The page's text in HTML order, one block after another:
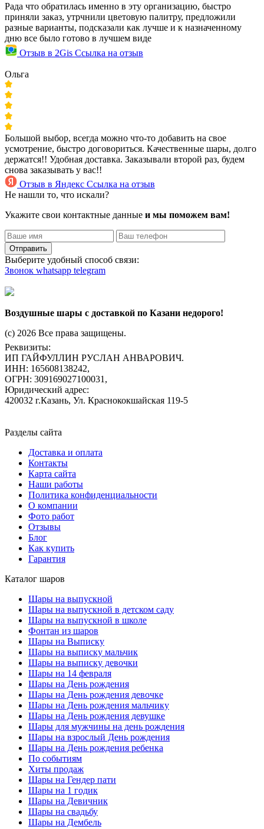
Рада что обратилась именно в эту организацию, быстро
приняли заказ, утрчнили цветовую палитру, предложили
разные варианты, подсказали как лучше и к назначенному
дню все было готово в лучшем виде
Отзыв в 2Gis Ссылка на отзыв
Ольга
Большой выбор, всегда можно что-то добавить на свое
усмотрение, быстро договориться. Качественные шары, долго
держатся!! Удобная доставка. Заказывали второй раз, будем
снова заказывать у вас!!
Отзыв в Яндекс Ссылка на отзыв
Не нашли то, что искали?
Укажите свои контактные данные и мы поможем вам!
Отправить
Выберите удобный способ связи:
Звонок whatsapp telegram
Воздушные шары с доставкой по Казани недорого!
(c) 2026 Все права защищены.
Реквизиты:
ИП ГАЙФУЛЛИН РУСЛАН АНВАРОВИЧ.
ИНН: 165608138242,
ОГРН: 309169027100031,
Юридический адрес:
420032 г.Казань, Ул. Краснококшайская 119-5
Разделы сайта
Доставка и оплата
Контакты
Карта сайта
Наши работы
Политика конфиденциальности
О компании
Фото работ
Отзывы
Блог
Как купить
Гарантия
Каталог шаров
Шары на выпускной
Шары на выпускной в детском саду
Шары на выпускной в школе
Фонтан из шаров
Шары на Выписку
Шары на выписку мальчик
Шары на выписку девочки
Шары на 14 февраля
Шары на День рождения
Шары на День рождения девочке
Шары на День рождения мальчику
Шары на День рождения девушке
Шары для мужчины на день рождения
Шары на взрослый День рождения
Шары на День рождения ребенка
По событиям
Хиты продаж
Шары на Гендер пати
Шары на 1 годик
Шары на Девичник
Шары на свадьбу
Шары на Дембель